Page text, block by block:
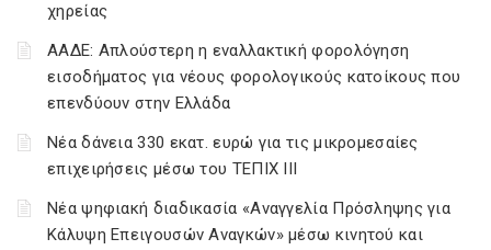
χηρείας
ΑΑΔΕ: Απλούστερη η εναλλακτική φορολόγηση
εισοδήματος για νέους φορολογικούς κατοίκους που
επενδύουν στην Ελλάδα
Νέα δάνεια 330 εκατ. ευρώ για τις μικρομεσαίες
επιχειρήσεις μέσω του ΤΕΠΙΧ ΙΙΙ
Νέα ψηφιακή διαδικασία «Αναγγελία Πρόσληψης για
Κάλυψη Επειγουσών Αναγκών» μέσω κινητού και